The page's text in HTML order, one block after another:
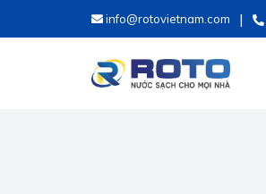
info@rotovietnam.com